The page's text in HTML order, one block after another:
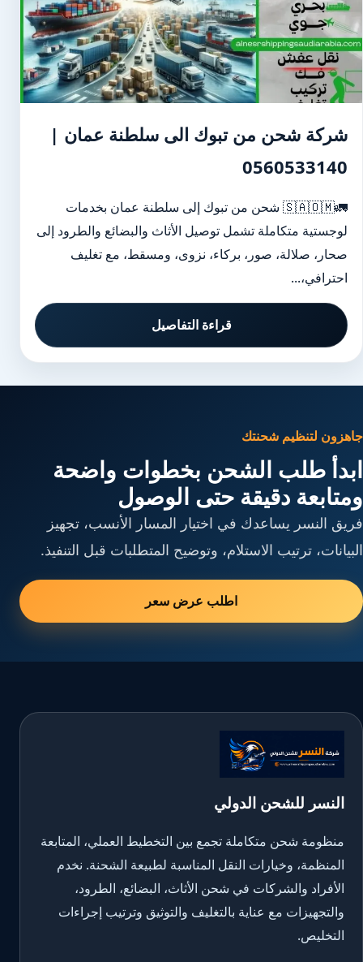
شركة شحن من تبوك الى سلطنة عمان |
0560533140
🚛🇸🇦🇴🇲 شحن من تبوك إلى سلطنة عمان بخدمات
لوجستية متكاملة تشمل توصيل الأثاث والبضائع والطرود إلى
صحار، صلالة، صور، بركاء، نزوى، ومسقط، مع تغليف
احترافي،...
قراءة التفاصيل
جاهزون لتنظيم شحنتك
ابدأ طلب الشحن بخطوات واضحة
ومتابعة دقيقة حتى الوصول
فريق النسر يساعدك في اختيار المسار الأنسب، تجهيز
البيانات، ترتيب الاستلام، وتوضيح المتطلبات قبل التنفيذ.
اطلب عرض سعر
النسر للشحن الدولي
منظومة شحن متكاملة تجمع بين التخطيط العملي، المتابعة
المنظمة، وخيارات النقل المناسبة لطبيعة الشحنة. نخدم
الأفراد والشركات في شحن الأثاث، البضائع، الطرود،
والتجهيزات مع عناية بالتغليف والتوثيق وترتيب إجراءات
التخليص.